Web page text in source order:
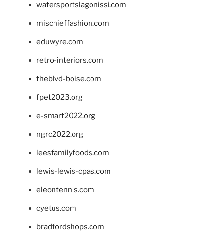
watersportslagonissi.com
mischieffashion.com
eduwyre.com
retro-interiors.com
theblvd-boise.com
fpet2023.org
e-smart2022.org
ngrc2022.org
leesfamilyfoods.com
lewis-lewis-cpas.com
eleontennis.com
cyetus.com
bradfordshops.com